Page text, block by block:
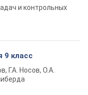
и контрольных
9 класс
Г.А. Носов, О.А.